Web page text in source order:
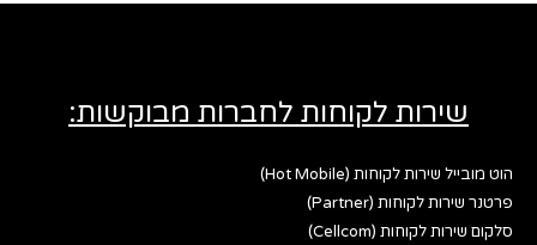
שירות לקוחות לחברות מבוקשות:
הוט מובייל שירות לקוחות (Hot Mobile)
פרטנר שירות לקוחות (Partner)
סלקום שירות לקוחות (Cellcom)